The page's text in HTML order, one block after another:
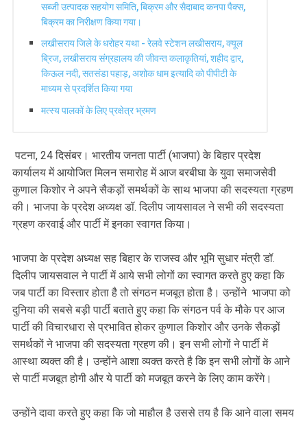
सब्जी उत्पादक सहयोग समिति, बिक्रम और सैदाबाद कनपा पैक्स,
बिक्रम का निरीक्षण किया गया।
लखीसराय जिले के धरोहर यथा - रेलवे स्टेशन लखीसराय, क्यूल
ब्रिज, लखीसराय संग्रहालय की जीवन्त कलाकृतियां, शहीद द्वार,
किऊल नदी, सतसंडा पहाड़, अशोक धाम इत्यादि को पीपीटी के
माध्यम से प्रदर्शित किया गया
मत्स्य पालकों के लिए प्रक्षेत्र भ्रमण
पटना, 24 दिसंबर। भारतीय जनता पार्टी (भाजपा) के बिहार प्रदेश
कार्यालय में आयोजित मिलन समारोह में आज बरबीघा के युवा समाजसेवी
कुणाल किशोर ने अपने सैकड़ों समर्थकों के साथ भाजपा की सदस्यता ग्रहण
की। भाजपा के प्रदेश अध्यक्ष डॉ. दिलीप जायसावल ने सभी की सदस्यता
ग्रहण करवाई और पार्टी में इनका स्वागत किया।
भाजपा के प्रदेश अध्यक्ष सह बिहार के राजस्व और भूमि सुधार मंत्री डॉ.
दिलीप जायसवाल ने पार्टी में आये सभी लोगों का स्वागत करते हुए कहा कि
जब पार्टी का विस्तार होता है तो संगठन मजबूत होता है। उन्होंने भाजपा को
दुनिया की सबसे बड़ी पार्टी बताते हुए कहा कि संगठन पर्व के मौके पर आज
पार्टी की विचारधारा से प्रभावित होकर कुणाल किशोर और उनके सैकड़ों
समर्थकों ने भाजपा की सदस्यता ग्रहण की। इन सभी लोगों ने पार्टी में
आस्था व्यक्त की है। उन्होंने आशा व्यक्त करते है कि इन सभी लोगों के आने
से पार्टी मजबूत होगी और ये पार्टी को मजबूत करने के लिए काम करेंगे।
उन्होंने दावा करते हुए कहा कि जो माहौल है उससे तय है कि आने वाला समय